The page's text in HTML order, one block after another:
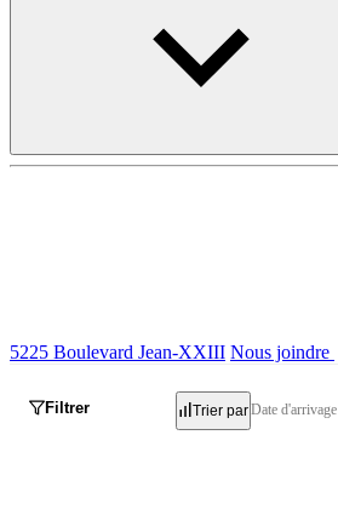
5225 Boulevard Jean-XXIII Nous joindre
Filtrer Trier parDate d'arrivage